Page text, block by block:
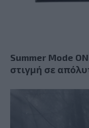
Summer Mode
στιγμή σε